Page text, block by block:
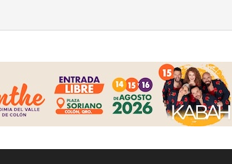
en Querétaro y Guanajuato; hay un detenido